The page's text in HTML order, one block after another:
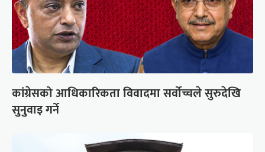
कांग्रेसको आधिकारिकता विवादमा सर्वोच्चले सुरुदेखि
सुनुवाइ गर्ने